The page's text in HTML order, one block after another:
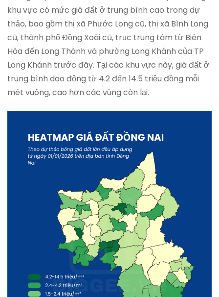
khu vực có mức giá đất ở trung bình cao trong dự
thảo, bao gồm thị xã Phước Long cũ, thị xã Bình Long
cũ, thành phố Đồng Xoài cũ, trục trung tâm từ Biên
Hòa đến Long Thành và phường Long Khánh của TP
Long Khánh trước đây. Tại các khu vực này, giá đất ở
trung bình dao động từ 4.2 đến 14.5 triệu đồng mỗi
mét vuông, cao hơn các vùng còn lại.